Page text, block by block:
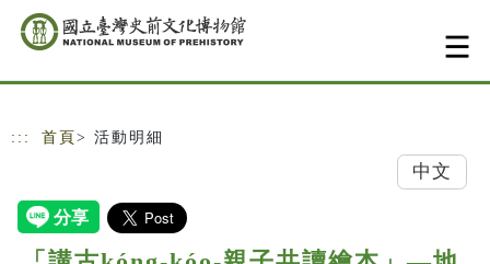
跳到主要內容
網站導覽
::: 首頁 > 活動明細
中文